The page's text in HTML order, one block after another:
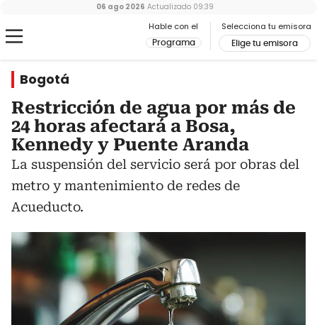
Hable con el
Programa
Selecciona tu emisora
Elige tu emisora
06 ago 2026 Actualizado 09:39
Bogotá
Restricción de agua por más de
24 horas afectará a Bosa,
Kennedy y Puente Aranda
La suspensión del servicio será por obras del
metro y mantenimiento de redes de
Acueducto.